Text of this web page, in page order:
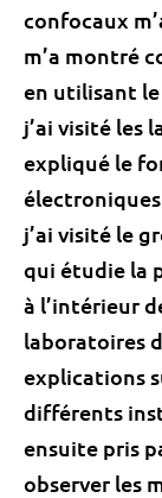
confocaux
m’a montré
en utilisant
j’ai visité les
expliqué le
électroniques
j’ai visité le
qui étudie la
à l’intérieur
laboratoires
explications
différents
ensuite pris
observer les